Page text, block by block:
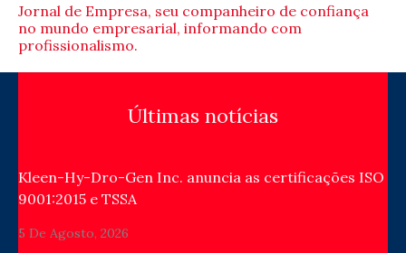
Jornal de Empresa, seu companheiro de confiança
no mundo empresarial, informando com
profissionalismo.
Últimas notícias
Kleen-Hy-Dro-Gen Inc. anuncia as certificações ISO
9001:2015 e TSSA
5 De Agosto, 2026